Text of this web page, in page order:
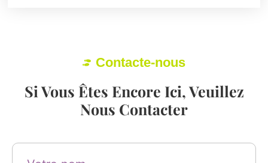
Contacte-nous
Si Vous Êtes Encore Ici, Veuillez
Nous Contacter